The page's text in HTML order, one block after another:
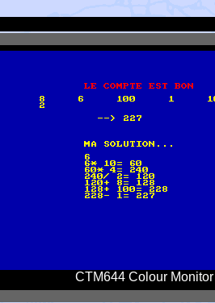
CTM644 Colour Monitor